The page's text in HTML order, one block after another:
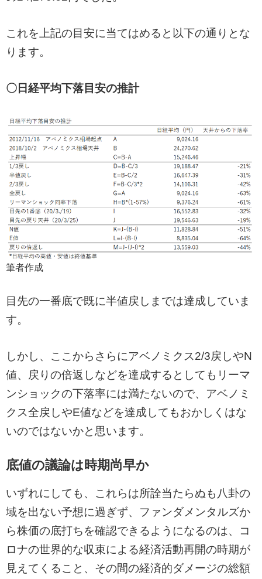
これを上記の目安に当てはめると以下の通りとな
ります。
〇日経平均下落目安の推計
筆者作成
目先の一番底で既に半値戻しまでは達成していま
す。
しかし、ここからさらにアベノミクス2/3戻しやN
値、戻りの倍返しなどを達成するとしてもリーマ
ンショックの下落率には満たないので、アベノミ
クス全戻しやE値などを達成してもおかしくはな
いのではないかと思います。
底値の議論は時期尚早か
いずれにしても、これらは所詮当たらぬも八卦の
域を出ない予想に過ぎず、ファンダメンタルズか
ら株価の底打ちを確認できるようになるのは、コ
ロナの世界的な収束による経済活動再開の時期が
見えてくること、その間の経済的ダメージの総額